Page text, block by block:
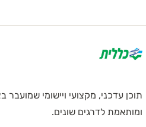
תוכן עדכני, מקצועי ויישומי
ומותאמת לדרגים שונים.